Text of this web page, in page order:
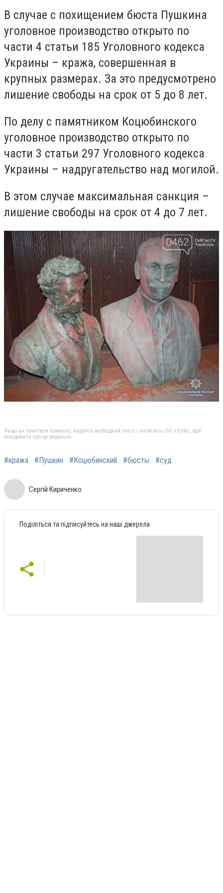
В случае с похищением бюста Пушкина
уголовное производство открыто по
части 4 статьи 185 Уголовного кодекса
Украины – кража, совершенная в
крупных размерах. За это предусмотрено
лишение свободы на срок от 5 до 8 лет.
По делу с памятником Коцюбинского
уголовное производство открыто по
части 3 статьи 297 Уголовного кодекса
Украины – надругательство над могилой.
В этом случае максимальная санкция –
лишение свободы на срок от 4 до 7 лет.
Якщо ви помітили помилку, виділіть необхідний текст і натисніть Ctrl + Enter, щоб
повідомити про це редакцію
#кража #Пушкин #Коцюбинский #бюсты #суд
Сергій Кириченко
Поділіться та підписуйтесь на наші джерела